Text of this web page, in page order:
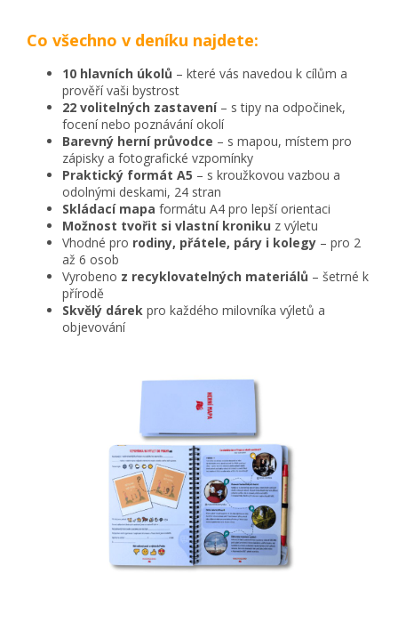
Co všechno v deníku najdete:
10 hlavních úkolů – které vás navedou k cílům a
prověří vaši bystrost
22 volitelných zastavení– s tipy na odpočinek,
focení nebo poznávání okolí
Barevný herní průvodce – s mapou, místem pro
zápisky a fotografické vzpomínky
Praktický formát A5 – s kroužkovou vazbou a
odolnými deskami, 24 stran
Skládací mapa formátu A4 pro lepší orientaci
Možnost tvořit si vlastní kroniku z výletu
Vhodné pro rodiny, přátele, páry i kolegy – pro 2
až 6 osob
Vyrobeno z recyklovatelných materiálů – šetrné k
přírodě
Skvělý dárek pro každého milovníka výletů a
objevování